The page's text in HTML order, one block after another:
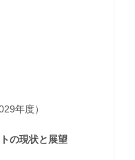
年度）
の現状と展望